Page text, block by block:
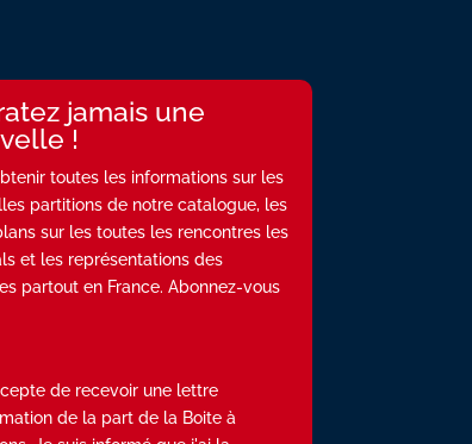
jamais une
!
toutes les informations sur les
partitions de notre catalogue, les
sur les toutes les rencontres les
et les représentations des
partout en France. Abonnez-vous
de recevoir une lettre
de la part de la Boite à